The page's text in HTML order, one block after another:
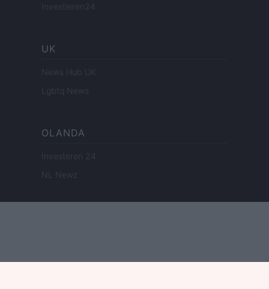
Investieren24
UK
News Hub UK
Lgbtq News
OLANDA
Investeren 24
NL Newz